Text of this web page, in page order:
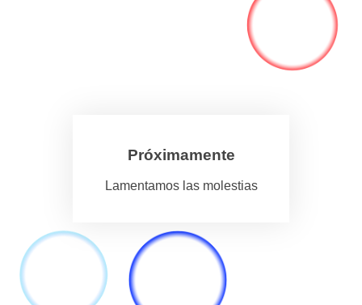
Próximamente
Lamentamos las molestias